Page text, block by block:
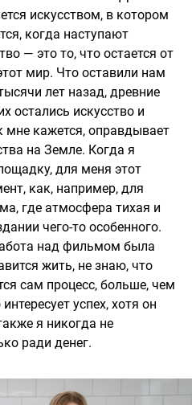
искусством, в котором
когда наступают
— это то, что остается от
мир. Что оставили нам
лет назад, древние
остались искусство и
мне кажется, оправдывает
на Земле. Когда я
для меня этот
как, например, для
где атмосфера тихая и
чего-то особенного.
над фильмом была
жить, не знаю, что
сам процесс, больше, чем
успех, хотя он
я никогда не
ради денег.